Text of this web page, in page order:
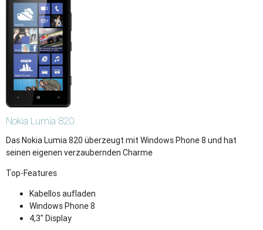
Nokia Lumia 820
Das Nokia Lumia 820 überzeugt mit Windows Phone 8 und hat
seinen eigenen verzaubernden Charme
Top-Features
Kabellos aufladen
Windows Phone 8
4,3" Display